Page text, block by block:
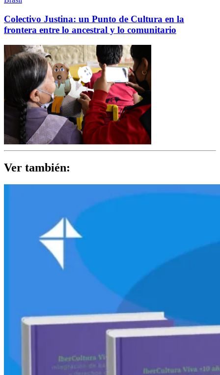
Colectivo Justina: un Punto de Cultura en la
frontera entre lo ancestral y lo comunitario
Ver también: